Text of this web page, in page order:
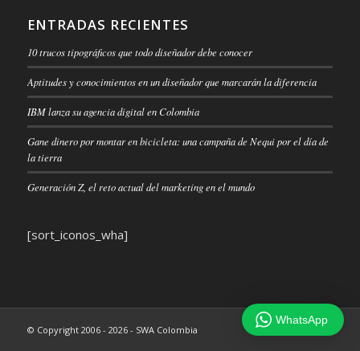
ENTRADAS RECIENTES
10 trucos tipográficos que todo diseñador debe conocer
Aptitudes y conocimientos en un diseñador que marcarán la diferencia
IBM lanza su agencia digital en Colombia
Gane dinero por montar en bicicleta: una campaña de Nequi por el día de
la tierra
Generación Z, el reto actual del marketing en el mundo
[sort_iconos_wha]
© Copyright 2006 - 2026 - SWA Colombia
WhatsApp